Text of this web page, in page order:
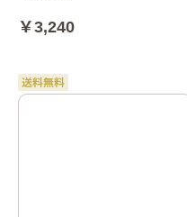
￥3,240